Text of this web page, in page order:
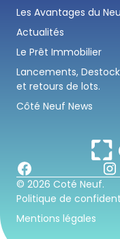
Les Avantages du
Actualités
Le Prêt Immobilier
Lancements,
et retours de lots.
Côté Neuf News
© 2026 Coté Neuf.
Politique de
Mentions légales